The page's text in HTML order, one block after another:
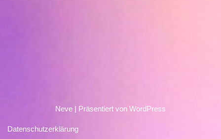
Neve | Präsentiert von WordPress
Datenschutzerklärung